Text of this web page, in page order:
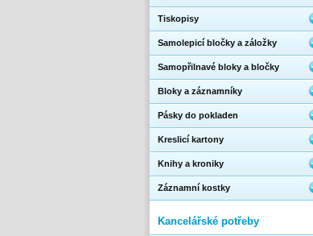
Tiskopisy
Samolepicí bločky a záložky
Samopřilnavé bloky a bločky
Bloky a záznamníky
Pásky do pokladen
Kreslicí kartony
Knihy a kroniky
Záznamní kostky
Kancelářské potřeby